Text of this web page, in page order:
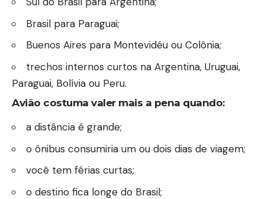
Brasil para Paraguai;
Buenos Aires para Montevidéu ou Colônia;
trechos internos curtos na Argentina, Uruguai,
Paraguai, Bolívia ou Peru.
Avião costuma valer mais a pena quando:
a distância é grande;
o ônibus consumiria um ou dois dias de viagem;
você tem férias curtas;
o destino fica longe do Brasil;